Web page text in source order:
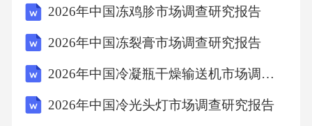
2026年中国冻鸡胗市场调查研究报告
2026年中国冻裂膏市场调查研究报告
2026年中国冷凝瓶干燥输送机市场调查研究报告
2026年中国冷光头灯市场调查研究报告